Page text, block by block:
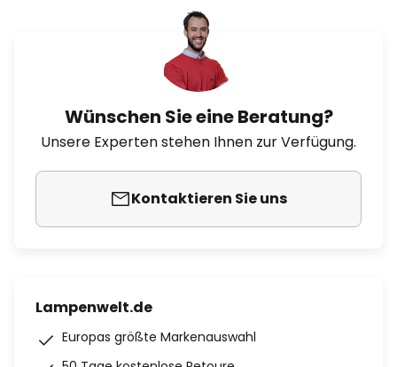
Wünschen Sie eine Beratung?
Unsere Experten stehen Ihnen zur Verfügung.
Kontaktieren Sie uns
Lampenwelt.de
Europas größte Markenauswahl